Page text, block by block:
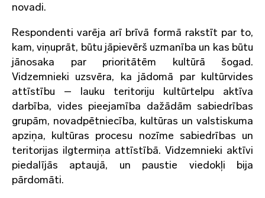
novadi.
Respondenti varēja arī brīvā formā rakstīt par to,
kam, viņuprāt, būtu jāpievērš uzmanība un kas būtu
jānosaka par prioritātēm kultūrā šogad.
Vidzemnieki uzsvēra, ka jādomā par kultūrvides
attīstību – lauku teritoriju kultūrtelpu aktīva
darbība, vides pieejamība dažādām sabiedrības
grupām, novadpētniecība, kultūras un valstiskuma
apziņa, kultūras procesu nozīme sabiedrības un
teritorijas ilgtermiņa attīstībā. Vidzemnieki aktīvi
piedalījās aptaujā, un paustie viedokļi bija
pārdomāti.